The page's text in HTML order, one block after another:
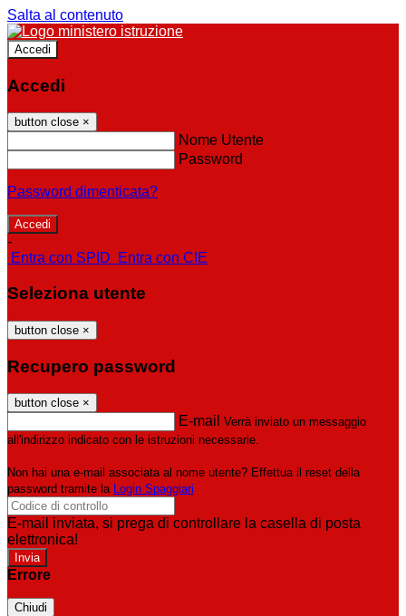
Salta al contenuto
Accedi
Accedi
button close ×
Nome Utente
Password
Password dimenticata?
-
Entra con SPID
Entra con CIE
Seleziona utente
button close ×
Recupero password
button close ×
E-mail Verrà inviato un messaggio
all'indirizzo indicato con le istruzioni necessarie.
Non hai una e-mail associata al nome utente? Effettua il reset della
password tramite la Login Spaggiari
E-mail inviata, si prega di controllare la casella di posta
elettronica!
Errore
Chiudi